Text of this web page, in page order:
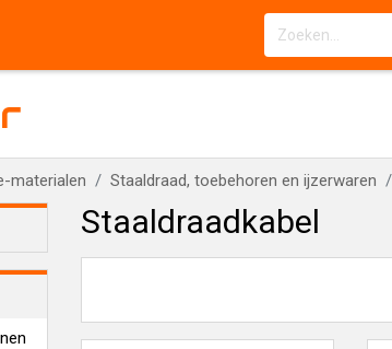
materialen Staaldraad, toebehoren en ijzerwaren
Staaldraadkabel